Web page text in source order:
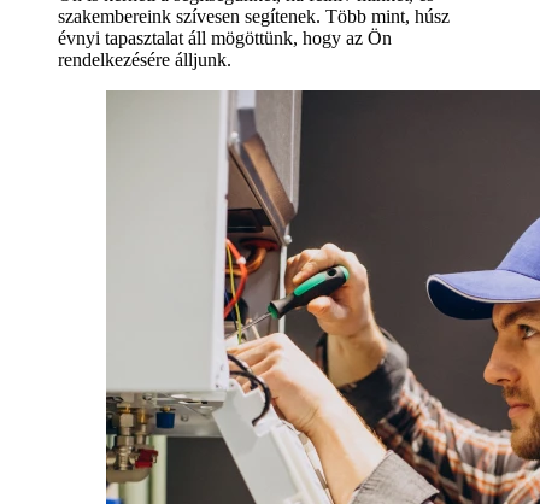
szakembereink szívesen segítenek. Több mint, húsz
évnyi tapasztalat áll mögöttünk, hogy az Ön
rendelkezésére álljunk.